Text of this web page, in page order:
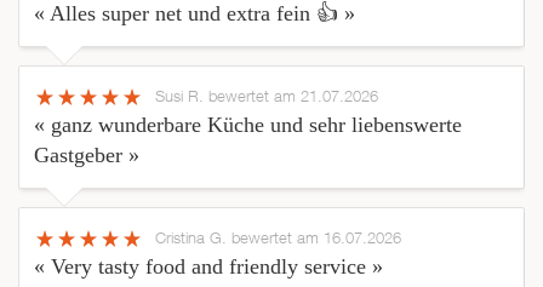
« Alles super net und extra fein 👍 »
Susi R. bewertet am 21.07.2026
« ganz wunderbare Küche und sehr liebenswerte
Gastgeber »
Cristina G. bewertet am 16.07.2026
« Very tasty food and friendly service »